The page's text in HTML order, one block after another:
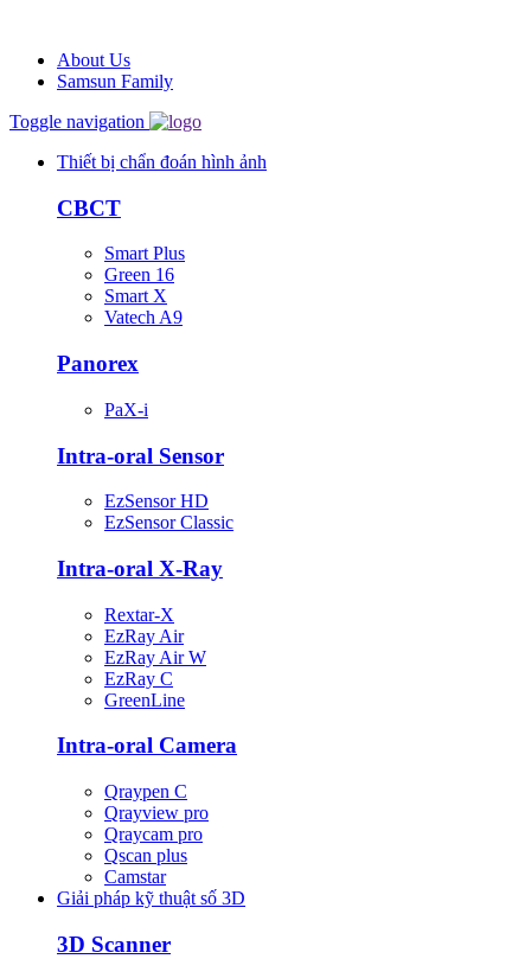
About Us
Samsun Family
Toggle navigation
Thiết bị chẩn đoán hình ảnh
CBCT
Smart Plus
Green 16
Smart X
Vatech A9
Panorex
PaX-i
Intra-oral Sensor
EzSensor HD
EzSensor Classic
Intra-oral X-Ray
Rextar-X
EzRay Air
EzRay Air W
EzRay C
GreenLine
Intra-oral Camera
Qraypen C
Qrayview pro
Qraycam pro
Qscan plus
Camstar
Giải pháp kỹ thuật số 3D
3D Scanner